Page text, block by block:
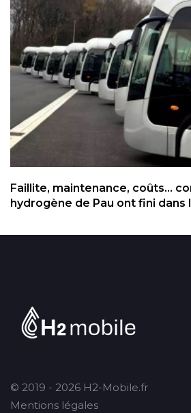
Faillite, maintenance, coûts...
hydrogène de Pau ont fini dans
© 2019 - 2026 H2-Mobile.fr
Mentions légales